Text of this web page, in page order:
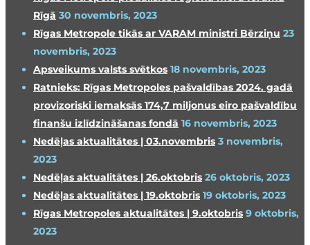
Rīgā 30 novembris, 2023
Rīgas Metropole tikās ar VARAM ministri Bērziņu 23
novembris, 2023
Apsveikums valsts svētkos 18 novembris, 2023
Ratnieks: Rīgas Metropoles pašvaldības 2024. gadā
provizoriski iemaksās 174,7 miljonus eiro pašvaldību
finanšu izlīdzināšanas fondā 16 novembris, 2023
Nedēļas aktualitātes | 03.novembris 3 novembris,
2023
Nedēļas aktualitātes | 26.oktobris 26 oktobris, 2023
Nedēļas aktualitātes | 19.oktobris 19 oktobris, 2023
Rīgas Metropoles aktualitātes | 9.oktobris 9 oktobris,
2023